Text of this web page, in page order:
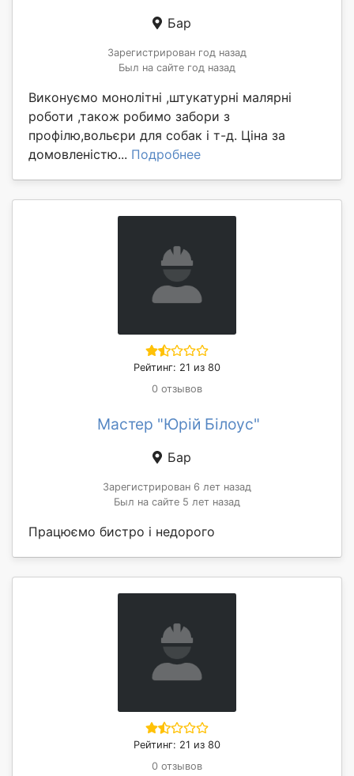
Бар
Зарегистрирован год назад
Был на сайте год назад
Виконуємо монолітні ,штукатурні малярні
роботи ,також робимо забори з
профілю,вольєри для собак і т-д. Ціна за
домовленістю... Подробнее
Рейтинг: 21 из 80
0 отзывов
Мастер "Юрій Білоус"
Бар
Зарегистрирован 6 лет назад
Был на сайте 5 лет назад
Працюємо бистро і недорого
Рейтинг: 21 из 80
0 отзывов